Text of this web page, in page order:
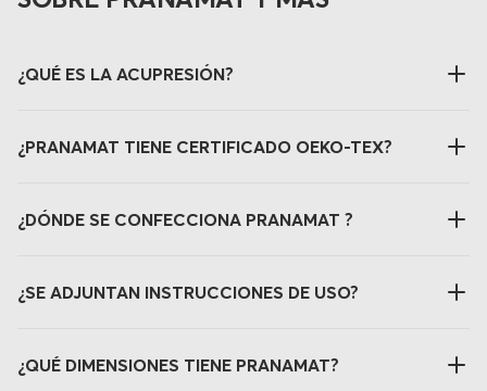
¿QUÉ ES LA ACUPRESIÓN?
¿PRANAMAT TIENE CERTIFICADO OEKO-TEX?
¿DÓNDE SE CONFECCIONA PRANAMAT ?
¿SE ADJUNTAN INSTRUCCIONES DE USO?
¿QUÉ DIMENSIONES TIENE PRANAMAT?